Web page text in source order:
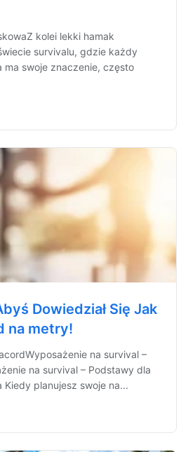
kolei lekki hamak
survivalu, gdzie każdy
ma swoje znaczenie, często
Dowiedział Się Jak
na metry!
na survival –
na survival – Podstawy dla
planujesz swoje na...